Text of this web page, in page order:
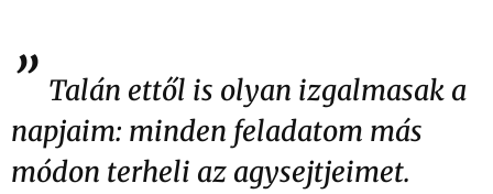
” Talán ettől is olyan izgalmasak a
napjaim: minden feladatom más
módon terheli az agysejtjeimet.